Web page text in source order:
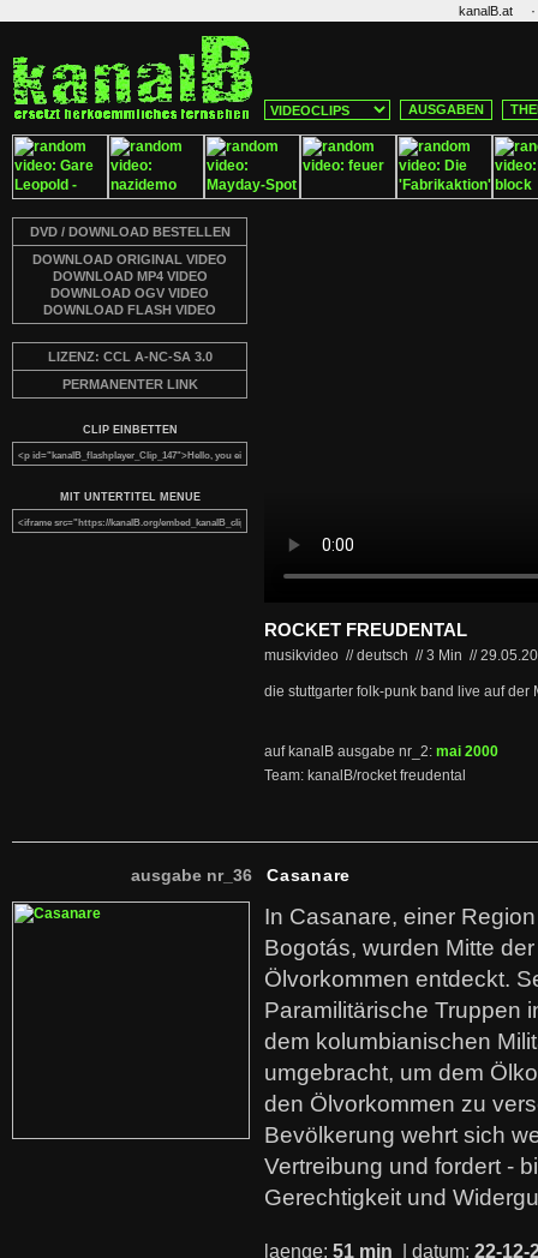
kanalB.at ·
AUSGABEN
DVD / DOWNLOAD BESTELLEN
DOWNLOAD ORIGINAL VIDEO
DOWNLOAD MP4 VIDEO
DOWNLOAD OGV VIDEO
DOWNLOAD FLASH VIDEO
LIZENZ: CCL A-NC-SA 3.0
PERMANENTER LINK
CLIP EINBETTEN
MIT UNTERTITEL MENUE
ROCKET FREUDENTAL
musikvideo // deutsch //3 Min //
die stuttgarter folk-punk band live auf der
auf kanalB ausgabe nr_2: mai 2000
Team: kanalB/rocket freudental
ausgabe nr_36 Casanare
In Casanare, einer
Bogotás, wurden Mitte
Ölvorkommen entdeckt.
Paramilitärische Truppen
dem kolumbianischen
umgebracht, um dem
den Ölvorkommen zu
Bevölkerung wehrt sich
Vertreibung und fordert -
Gerechtigkeit und
laenge: 51 min | datum: 22-12-